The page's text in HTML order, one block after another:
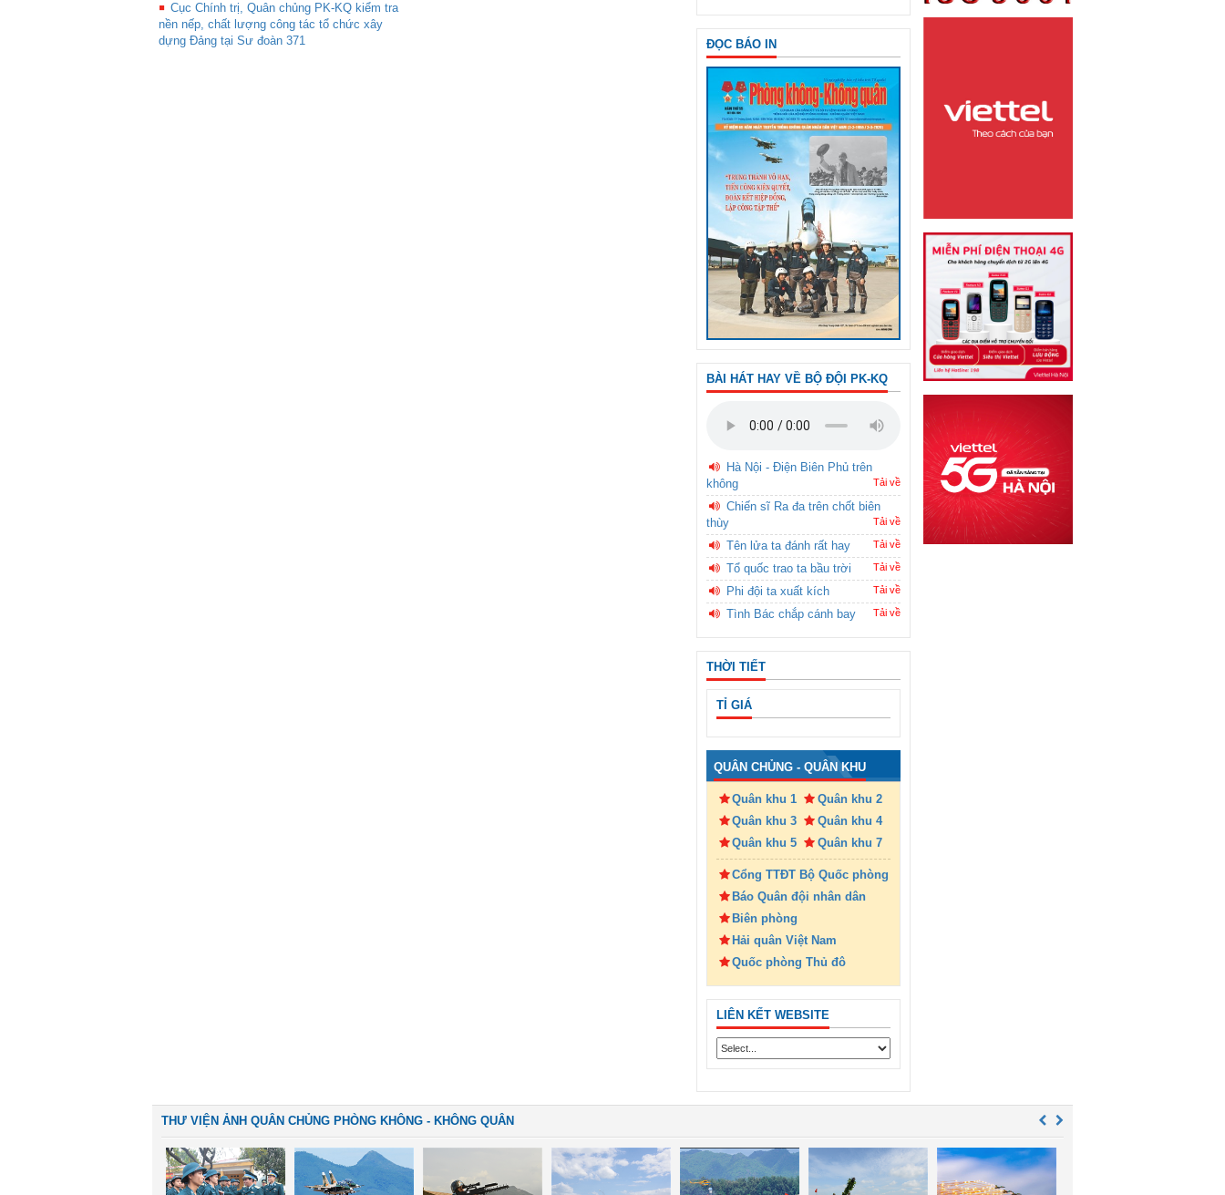
Cục Chính trị, Quân chủng PK-KQ kiểm tra
nền nếp, chất lượng công tác tổ chức xây
dựng Đảng tại Sư đoàn 371
ĐỌC BÁO IN
BÀI HÁT HAY VỀ BỘ ĐỘI PK-KQ
Hà Nội - Điện Biên Phủ trên
không
Tải về
Chiến sĩ Ra đa trên chốt biên
thùy
Tải về
Tên lửa ta đánh rất hay Tải về
Tổ quốc trao ta bầu trời Tải về
Phi đội ta xuất kích Tải về
Tình Bác chắp cánh bay Tải về
THỜI TIẾT
TỈ GIÁ
QUÂN CHỦNG - QUÂN KHU
Quân khu 1
Quân khu 2
Quân khu 3
Quân khu 4
Quân khu 5
Quân khu 7
Cổng TTĐT Bộ Quốc phòng
Báo Quân đội nhân dân
Biên phòng
Hải quân Việt Nam
Quốc phòng Thủ đô
LIÊN KẾT WEBSITE
THƯ VIỆN ẢNH QUÂN CHỦNG PHÒNG KHÔNG - KHÔNG QUÂN